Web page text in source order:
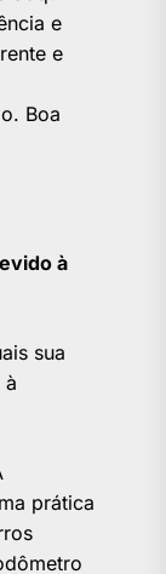
e
e
Boa
à
sua
à
prática